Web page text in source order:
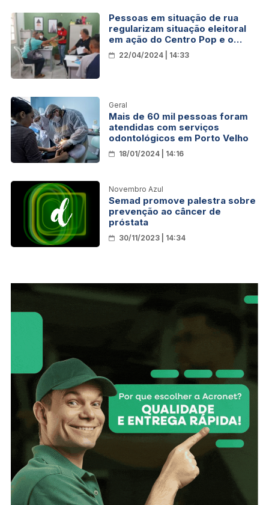
Pessoas em situação de rua
regularizam situação eleitoral
em ação do Centro Pop e o
TRE/RO
22/04/2024 | 14:33
Geral
Mais de 60 mil pessoas foram
atendidas com serviços
odontológicos em Porto Velho
18/01/2024 | 14:16
Novembro Azul
Semad promove palestra sobre
prevenção ao câncer de
próstata
30/11/2023 | 14:34